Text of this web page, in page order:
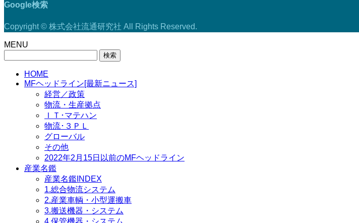
Google検索
Copyright © 株式会社流通研究社 All Rights Reserved.
MENU
HOME
MFヘッドライン[最新ニュース]
経営／政策
物流・生産拠点
ＩＴ･マテハン
物流･３ＰＬ
グローバル
その他
2022年2月15日以前のMFヘッドライン
産業名鑑
産業名鑑INDEX
1.総合物流システム
2.産業車輌・小型運搬車
3.搬送機器・システム
4.保管機器・システム